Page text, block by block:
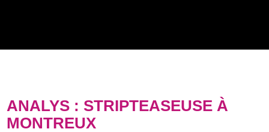
ANALYS : STRIPTEASEUSE À
MONTREUX